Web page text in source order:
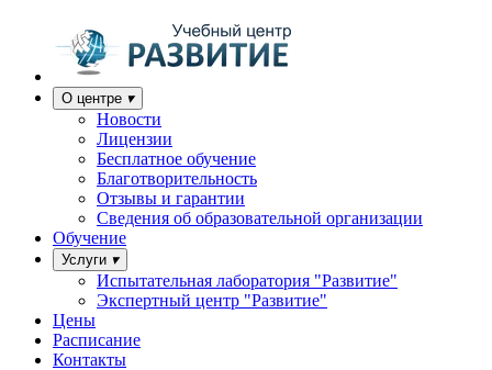
О центре
Новости
Лицензии
Бесплатное обучение
Благотворительность
Отзывы и гарантии
Сведения об образовательной организации
Обучение
Услуги
Испытательная лаборатория "Развитие"
Экспертный центр "Развитие"
Цены
Расписание
Контакты